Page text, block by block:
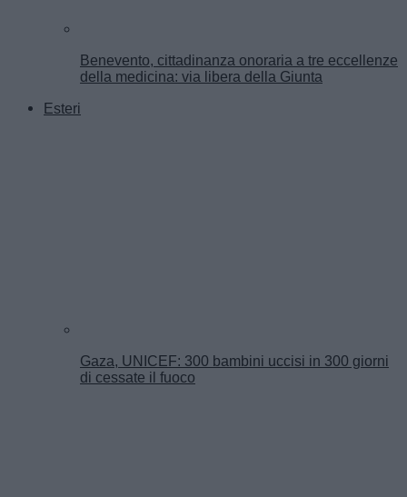
Benevento, cittadinanza onoraria a tre eccellenze
della medicina: via libera della Giunta
Esteri
Gaza, UNICEF: 300 bambini uccisi in 300 giorni
di cessate il fuoco